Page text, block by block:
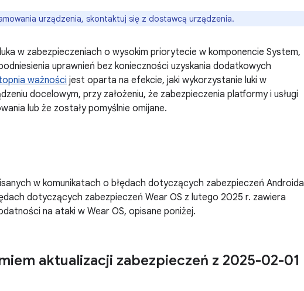
urządzenia, skontaktuj się z dostawcą urządzenia.
w zabezpieczeniach o wysokim priorytecie w komponencie System,
uprawnień bez konieczności uzyskania dodatkowych
ważności jest oparta na efekcie, jaki wykorzystanie luki w
docelowym, przy założeniu, że zabezpieczenia platformy i usługi
lub że zostały pomyślnie omijane.
w komunikatach o błędach dotyczących zabezpieczeń Androida
dotyczących zabezpieczeń Wear OS z lutego 2025 r. zawiera
na ataki w Wear OS, opisane poniżej.
aktualizacji zabezpieczeń z 2025-02-01